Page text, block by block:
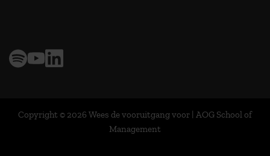
Copyright © 2026 Wees de vooruitgang voor | AOG School of
Management